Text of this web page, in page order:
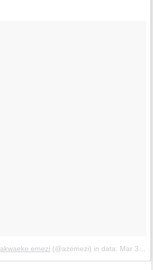
akwaeke emezi (@azemezi) in data: Mar 31, 2018 at 11:24 PDT